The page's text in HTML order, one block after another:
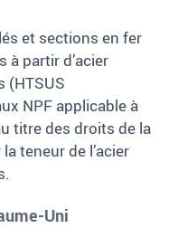
et sections en fer
à partir d’acier
(HTSUS
NPF applicable à
titre des droits de la
teneur de l’acier
Uni